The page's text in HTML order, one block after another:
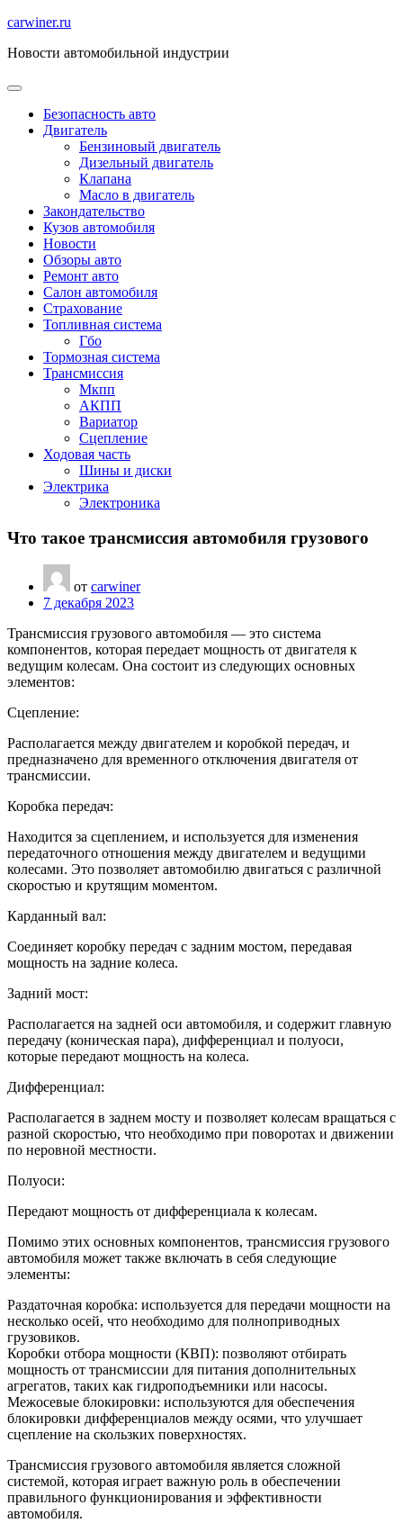
Перейти
содержимому
carwiner.ru
Новости автомобильной индустрии
Безопасность авто
Двигатель
Бензиновый двигатель
Дизельный двигатель
Клапана
Масло в двигатель
Закондательство
Кузов автомобиля
Новости
Обзоры авто
Ремонт авто
Салон автомобиля
Страхование
Топливная система
Гбо
Тормозная система
Трансмиссия
Мкпп
АКПП
Вариатор
Сцепление
Ходовая часть
Шины и диски
Электрика
Электроника
Что такое трансмиссия автомобиля грузового
от carwiner
7 декабря 2023
Трансмиссия грузового автомобиля — это система
компонентов, которая передает мощность от двигателя к
ведущим колесам. Она состоит из следующих основных
элементов:
Сцепление:
Располагается между двигателем и коробкой передач, и
предназначено для временного отключения двигателя от
трансмиссии.
Коробка передач:
Находится за сцеплением, и используется для изменения
передаточного отношения между двигателем и ведущими
колесами. Это позволяет автомобилю двигаться с различной
скоростью и крутящим моментом.
Карданный вал:
Соединяет коробку передач с задним мостом, передавая
мощность на задние колеса.
Задний мост:
Располагается на задней оси автомобиля, и содержит главную
передачу (коническая пара), дифференциал и полуоси,
которые передают мощность на колеса.
Дифференциал:
Располагается в заднем мосту и позволяет колесам вращаться с
разной скоростью, что необходимо при поворотах и движении
по неровной местности.
Полуоси:
Передают мощность от дифференциала к колесам.
Помимо этих основных компонентов, трансмиссия грузового
автомобиля может также включать в себя следующие
элементы:
Раздаточная коробка: используется для передачи мощности на
несколько осей, что необходимо для полноприводных
грузовиков.
Коробки отбора мощности (КВП): позволяют отбирать
мощность от трансмиссии для питания дополнительных
агрегатов, таких как гидроподъемники или насосы.
Межосевые блокировки: используются для обеспечения
блокировки дифференциалов между осями, что улучшает
сцепление на скользких поверхностях.
Трансмиссия грузового автомобиля является сложной
системой, которая играет важную роль в обеспечении
правильного функционирования и эффективности
автомобиля.